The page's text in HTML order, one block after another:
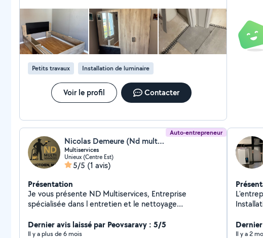
Petits travaux Installation de luminaire
Voir le profil Contacter
Auto-entrepreneur
Nicolas Demeure (Nd multi services)
Multiservices
Unieux (Centre Est)
5/5 (1 avis)
Présentation
Je vous présente ND Multiservices, Entreprise
spécialisée dans l entretien et le nettoyage
Nettoyage de bureaux, commerces, locaux
professionnels - Nettoyage après travaux - Nettoyage
Dernier avis laissé par Peovsaravy : 5/5
Il y a plus de 6 mois
au sol)
Il y a 2